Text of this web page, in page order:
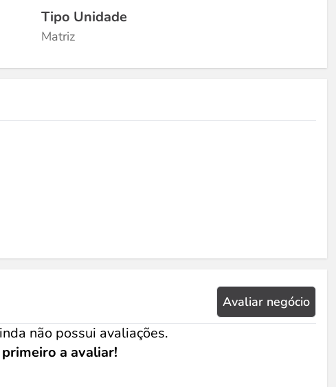
Tipo Unidade
Matriz
Avaliar negócio
não possui avaliações.
primeiro a avaliar!